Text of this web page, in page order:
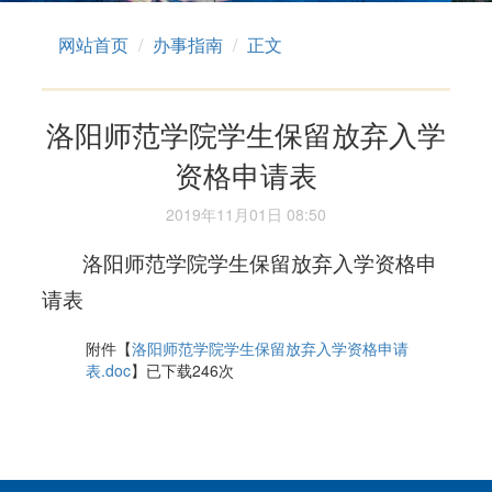
网站首页 办事指南 正文
洛阳师范学院学生保留放弃入学
资格申请表
2019年11月01日 08:50
洛阳师范学院学生保留放弃入学资格申
请表
附件【洛阳师范学院学生保留放弃入学资格申请
表.doc】已下载246次